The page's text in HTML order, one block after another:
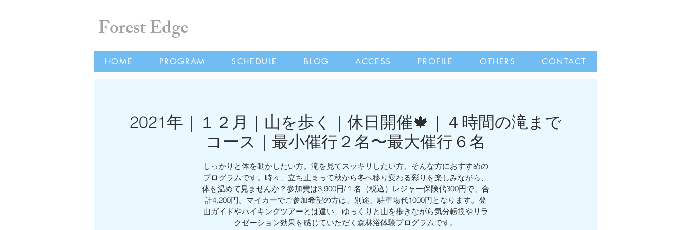
Forest Edge
HOME PROGRAM SCHEDULE BLOG ACCESS PROFILE OTHERS CONTACT
2021年｜１２月｜山を歩く｜休日開催🍁｜４時間の滝まで
コース｜最小催行２名〜最大催行６名
しっかりと体を動かしたい方。滝を見てスッキリしたい方、そんな方におすすめの
プログラムです。時々、立ち止まって秋から冬へ移り変わる彩りを楽しみながら、
体を温めて見ませんか？参加費は3,900円/１名（税込）レジャー保険代300円で、合
計4,200円。マイカーでご参加希望の方は、別途、駐車場代1000円となります。登
山ガイドやハイキングツアーとは違い、ゆっくりと山を歩きながら気分転換やリラ
クゼーション効果を感じていただく森林浴体験プログラムです。